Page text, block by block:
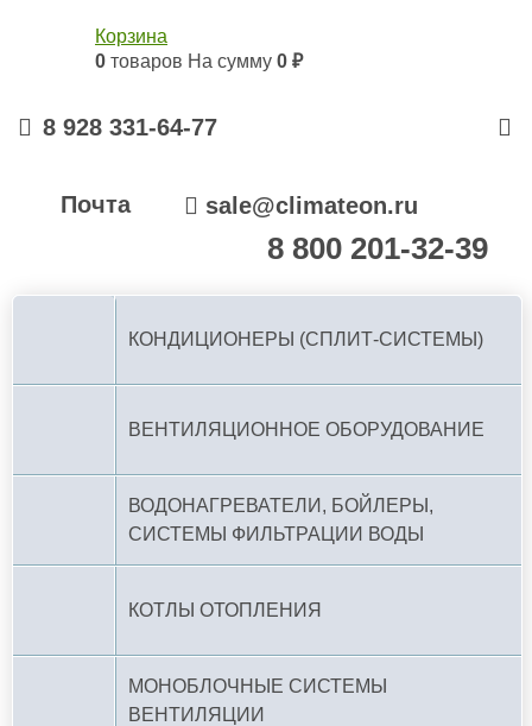
Корзина
0 товаров На сумму 0 ₽
8 928 331-64-77
Почта sale@climateon.ru
8 800 201-32-39
КОНДИЦИОНЕРЫ (СПЛИТ-СИСТЕМЫ)
ВЕНТИЛЯЦИОННОЕ ОБОРУДОВАНИЕ
ВОДОНАГРЕВАТЕЛИ, БОЙЛЕРЫ,
СИСТЕМЫ ФИЛЬТРАЦИИ ВОДЫ
КОТЛЫ ОТОПЛЕНИЯ
МОНОБЛОЧНЫЕ СИСТЕМЫ
ВЕНТИЛЯЦИИ